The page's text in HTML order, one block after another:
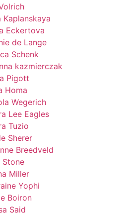
Kaplanskaya
Eckertova
de Lange
Schenk
kazmierczak
Pigott
Homa
Wegerich
Lee Eagles
Tuzio
Sherer
Breedveld
Stone
Miller
Yophi
Boiron
Said